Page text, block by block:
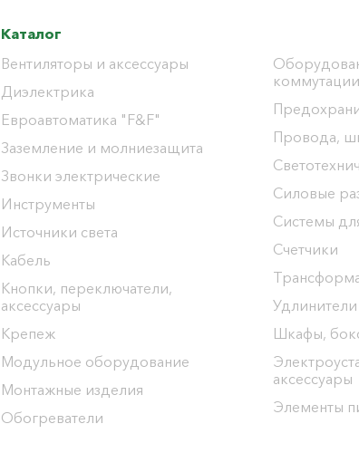
Каталог
Вентиляторы и аксессуары
Диэлектрика
Евроавтоматика "F&F"
Заземление и молниезащита
Звонки электрические
Инструменты
Источники света
Кабель
Кнопки, переключатели,
аксессуары
Крепеж
Модульное оборудование
Монтажные изделия
Обогреватели
Провода,
Силовые
Системы
Счетчики
Шкафы,
аксессуары
Элементы